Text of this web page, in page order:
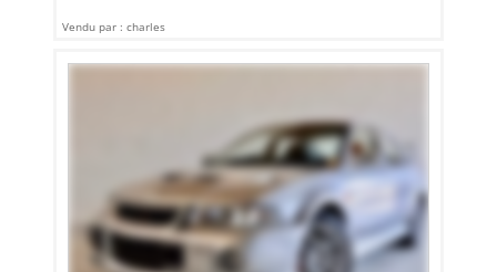
Vendu par : charles